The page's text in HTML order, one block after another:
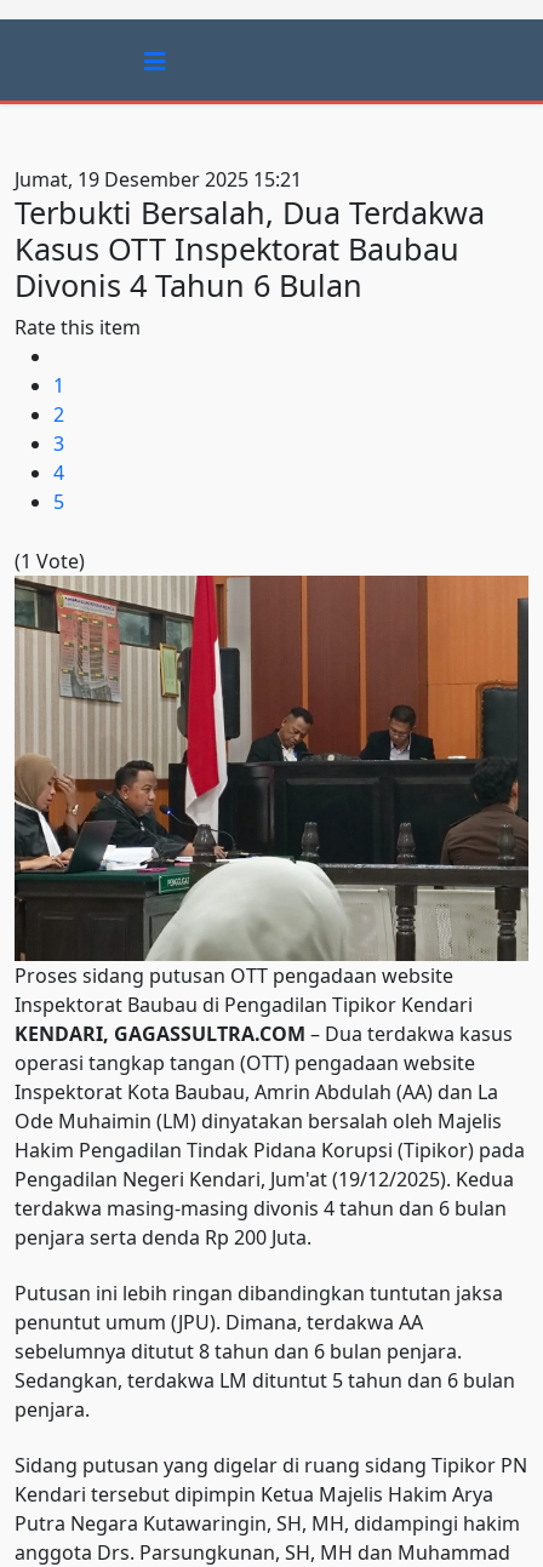
Jumat, 19 Desember 2025 15:21
Terbukti Bersalah, Dua Terdakwa
Kasus OTT Inspektorat Baubau
Divonis 4 Tahun 6 Bulan
Rate this item
1
2
3
4
5
(1 Vote)
Proses sidang putusan OTT pengadaan website
Inspektorat Baubau di Pengadilan Tipikor Kendari
KENDARI, GAGASSULTRA.COM – Dua terdakwa kasus
operasi tangkap tangan (OTT) pengadaan website
Inspektorat Kota Baubau, Amrin Abdulah (AA) dan La
Ode Muhaimin (LM) dinyatakan bersalah oleh Majelis
Hakim Pengadilan Tindak Pidana Korupsi (Tipikor) pada
Pengadilan Negeri Kendari, Jum'at (19/12/2025). Kedua
terdakwa masing-masing divonis 4 tahun dan 6 bulan
penjara serta denda Rp 200 Juta.
Putusan ini lebih ringan dibandingkan tuntutan jaksa
penuntut umum (JPU). Dimana, terdakwa AA
sebelumnya ditutut 8 tahun dan 6 bulan penjara.
Sedangkan, terdakwa LM dituntut 5 tahun dan 6 bulan
penjara.
Sidang putusan yang digelar di ruang sidang Tipikor PN
Kendari tersebut dipimpin Ketua Majelis Hakim Arya
Putra Negara Kutawaringin, SH, MH, didampingi hakim
anggota Drs. Parsungkunan, SH, MH dan Muhammad